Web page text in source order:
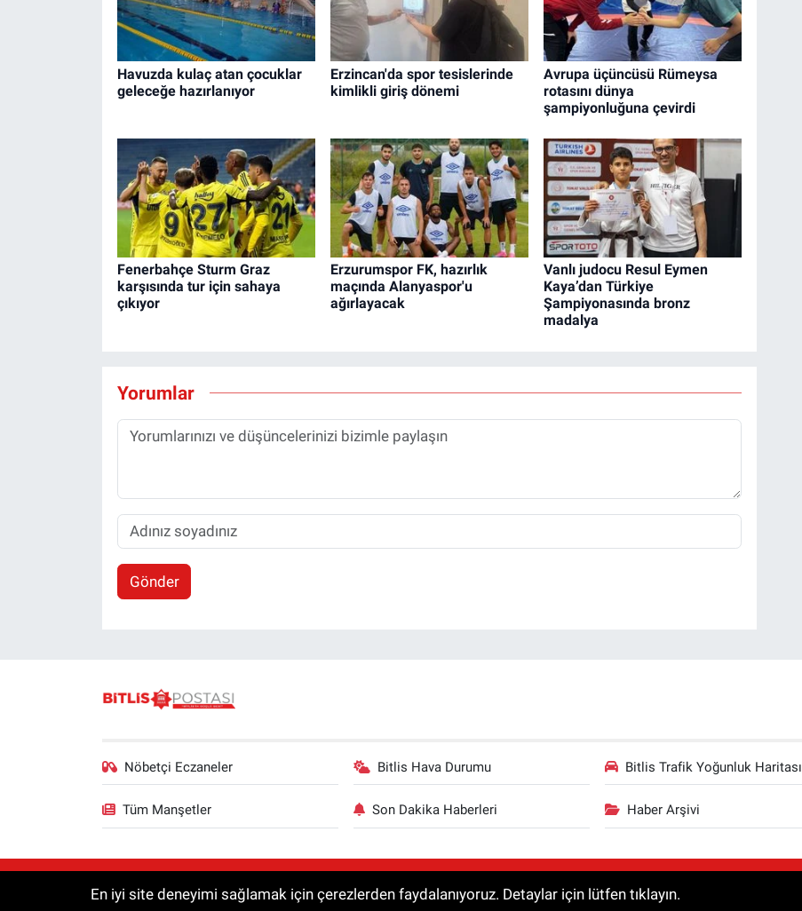
Havuzda kulaç atan çocuklar
geleceğe hazırlanıyor
Erzincan'da spor tesislerinde
kimlikli giriş dönemi
Avrupa üçüncüsü Rümeysa
rotasını dünya
şampiyonluğuna çevirdi
Fenerbahçe Sturm Graz
karşısında tur için sahaya
çıkıyor
Erzurumspor FK, hazırlık
maçında Alanyaspor'u
ağırlayacak
Vanlı judocu Resul Eymen
Kaya’dan Türkiye
Şampiyonasında bronz
madalya
Yorumlar
Gönder
Nöbetçi Eczaneler Bitlis Hava Durumu Bitlis Trafik Yoğunluk Haritası
Tüm Manşetler Son Dakika Haberleri Haber Arşivi
RSS © 2025 Bitlis Postası | Tüm hakları saklıdır. Haberler kaynak gösterilmeden alıntılanamaz.
En iyi site deneyimi sağlamak için çerezlerden faydalanıyoruz. Detaylar için lütfen tıklayın.